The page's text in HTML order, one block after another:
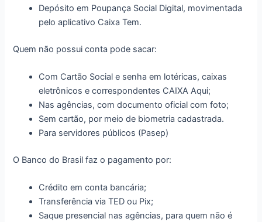
Depósito em Poupança Social Digital, movimentada
pelo aplicativo Caixa Tem.
Quem não possui conta pode sacar:
Com Cartão Social e senha em lotéricas, caixas
eletrônicos e correspondentes CAIXA Aqui;
Nas agências, com documento oficial com foto;
Sem cartão, por meio de biometria cadastrada.
Para servidores públicos (Pasep)
O Banco do Brasil faz o pagamento por:
Crédito em conta bancária;
Transferência via TED ou Pix;
Saque presencial nas agências, para quem não é